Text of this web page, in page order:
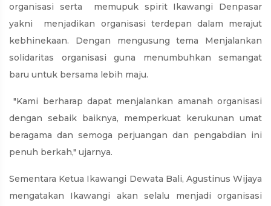
organisasi serta memupuk spirit Ikawangi Denpasar
yakni menjadikan organisasi terdepan dalam merajut
kebhinekaan. Dengan mengusung tema Menjalankan
solidaritas organisasi guna menumbuhkan semangat
baru untuk bersama lebih maju.
"Kami berharap dapat menjalankan amanah organisasi
dengan sebaik baiknya, memperkuat kerukunan umat
beragama dan semoga perjuangan dan pengabdian ini
penuh berkah," ujarnya.
Sementara Ketua Ikawangi Dewata Bali, Agustinus Wijaya
mengatakan Ikawangi akan selalu menjadi organisasi